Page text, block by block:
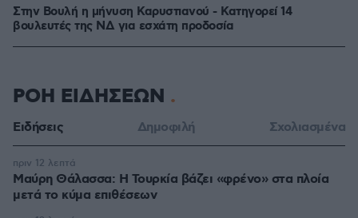
Στην Βουλή η μήνυση Καρυστιανού - Κατηγορεί 14
βουλευτές της ΝΔ για εσχάτη προδοσία
ΡΟΗ ΕΙΔΗΣΕΩΝ
Ειδήσεις Δημοφιλή Σχολιασμένα
Μαύρη Θάλασσα: Η Τουρκία βάζει «φρένο» στα πλοία
μετά το κύμα επιθέσεων
πριν 12 λεπτά